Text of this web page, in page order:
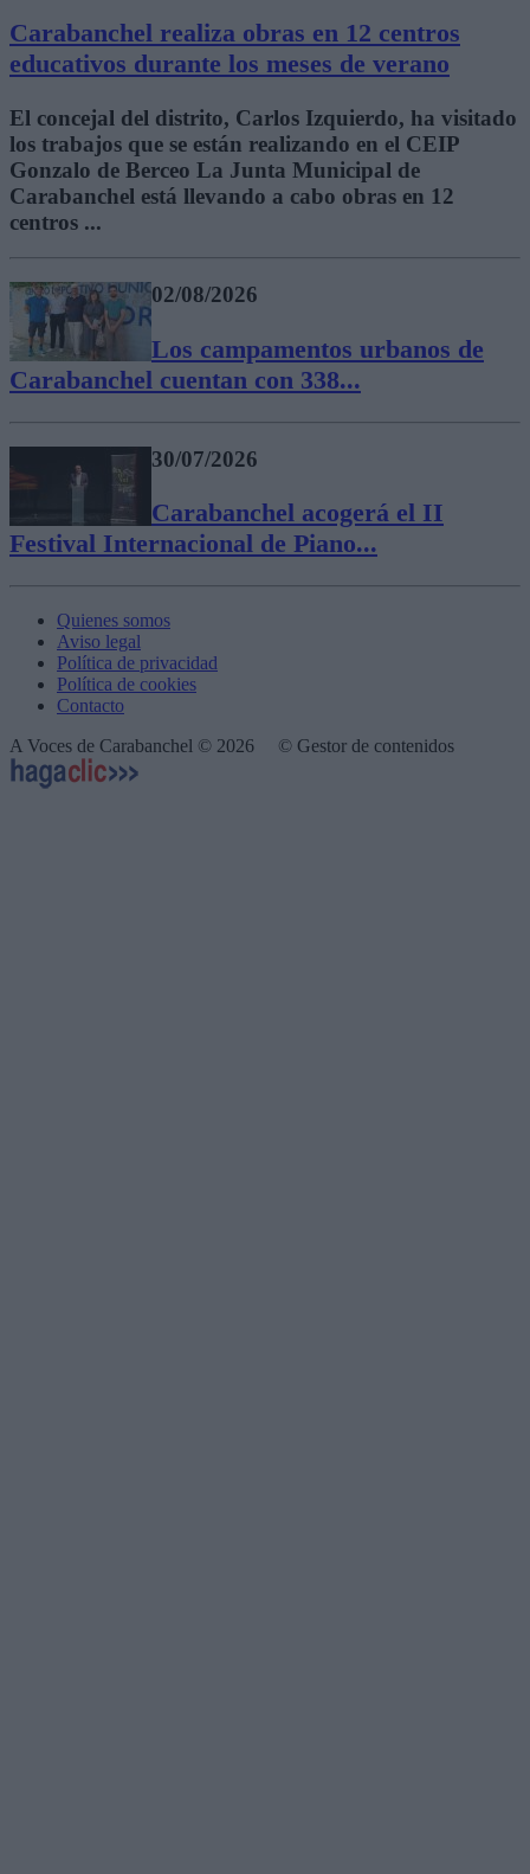
Carabanchel realiza obras en 12 centros
educativos durante los meses de verano
El concejal del distrito, Carlos Izquierdo, ha visitado
los trabajos que se están realizando en el CEIP
Gonzalo de Berceo La Junta Municipal de
Carabanchel está llevando a cabo obras en 12
centros ...
02/08/2026
Los campamentos urbanos de
Carabanchel cuentan con 338...
30/07/2026
Carabanchel acogerá el II
Festival Internacional de Piano...
Quienes somos
Aviso legal
Política de privacidad
Política de cookies
Contacto
A Voces de Carabanchel © 2026 © Gestor de contenidos